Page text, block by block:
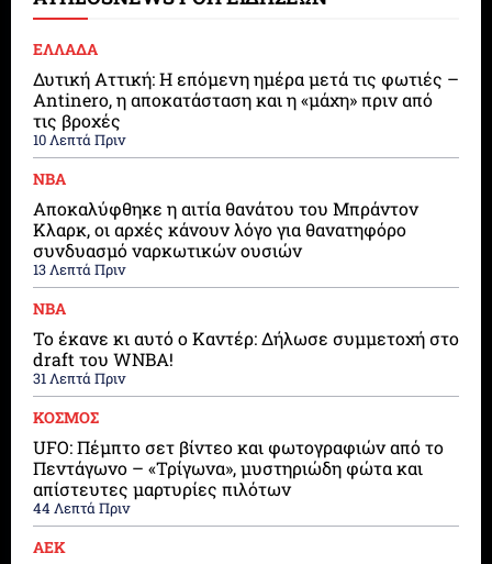
ΕΛΛΑΔΑ
Δυτική Αττική: Η επόμενη ημέρα μετά τις φωτιές –
Antinero, η αποκατάσταση και η «μάχη» πριν από
τις βροχές
10 Λεπτά Πριν
ΝΒΑ
Αποκαλύφθηκε η αιτία θανάτου του Μπράντον
Κλαρκ, οι αρχές κάνουν λόγο για θανατηφόρο
συνδυασμό ναρκωτικών ουσιών
13 Λεπτά Πριν
ΝΒΑ
Το έκανε κι αυτό ο Καντέρ: Δήλωσε συμμετοχή στο
draft του WNBA!
31 Λεπτά Πριν
ΚΟΣΜΟΣ
UFO: Πέμπτο σετ βίντεο και φωτογραφιών από το
Πεντάγωνο – «Τρίγωνα», μυστηριώδη φώτα και
απίστευτες μαρτυρίες πιλότων
44 Λεπτά Πριν
ΑΕΚ